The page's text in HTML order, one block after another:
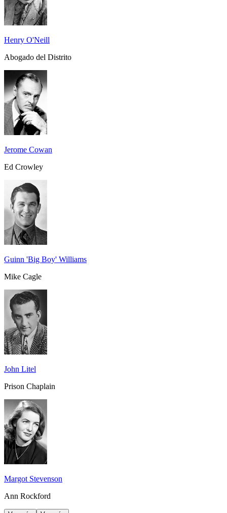
Henry O'Neill
Abogado del Distrito
Jerome Cowan
Ed Crowley
Guinn 'Big Boy' Williams
Mike Cagle
John Litel
Prison Chaplain
Margot Stevenson
Ann Rockford